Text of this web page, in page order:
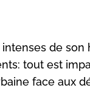
de son
tout est
face aux